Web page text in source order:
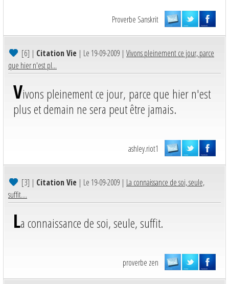
Proverbe Sanskrit
[6] | Citation Vie | Le 19-09-2009 | Vivons pleinement ce jour, parce
que hier n'est pl...
Vivons pleinement ce jour, parce que hier n'est
plus et demain ne sera peut être jamais.
ashley.riot1
[3] | Citation Vie | Le 19-09-2009 | La connaissance de soi, seule,
suffit....
La connaissance de soi, seule, suffit.
proverbe zen